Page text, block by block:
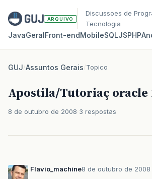
ARQUIVO
Discussoes de
Tecnologia
JavaGeralFront‑endMobileSQLJSPHP
GUJ/Assuntos Gerais/Topico
Apostila/Tutoriaç oracle
8 de outubro de 2008 3 respostas
Flavio_machine8 de outubro de 2008